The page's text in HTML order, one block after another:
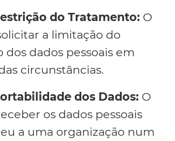
do Tratamento: O
a limitação do
dados pessoais em
circunstâncias.
dos Dados: O
os dados pessoais
a uma organização num